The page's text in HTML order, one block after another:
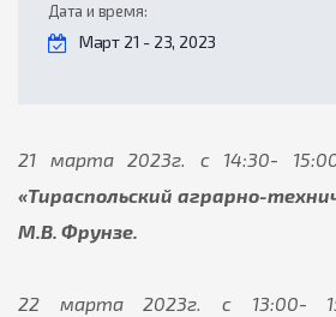
Дата и время:
Март 21 - 23, 2023
21 марта 2023г. с 14:30-
«Тираспольский аграрно-
М.В. Фрунзе.
22 марта 2023г. с